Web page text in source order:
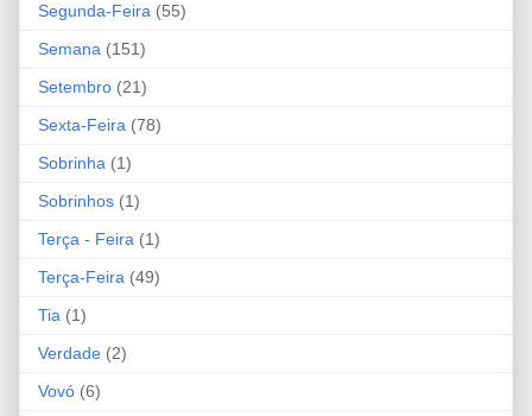
Segunda-Feira (55)
Semana (151)
Setembro (21)
Sexta-Feira (78)
Sobrinha (1)
Sobrinhos (1)
Terça - Feira (1)
Terça-Feira (49)
Tia (1)
Verdade (2)
Vovó (6)